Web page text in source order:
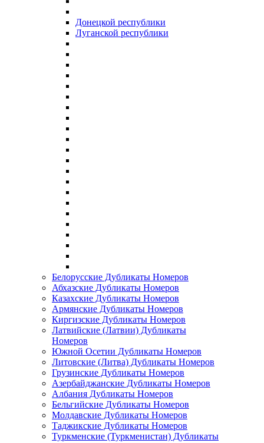
Донецкой республики
Луганской республики
Белорусские Дубликаты Номеров
Абхазские Дубликаты Номеров
Казахские Дубликаты Номеров
Армянские Дубликаты Номеров
Киргизские Дубликаты Номеров
Латвийские (Латвии) Дубликаты
Номеров
Южной Осетии Дубликаты Номеров
Литовские (Литва) Дубликаты Номеров
Грузинские Дубликаты Номеров
Азербайджанские Дубликаты Номеров
Албания Дубликаты Номеров
Бельгийские Дубликаты Номеров
Молдавские Дубликаты Номеров
Таджикские Дубликаты Номеров
Туркменские (Туркменистан) Дубликаты